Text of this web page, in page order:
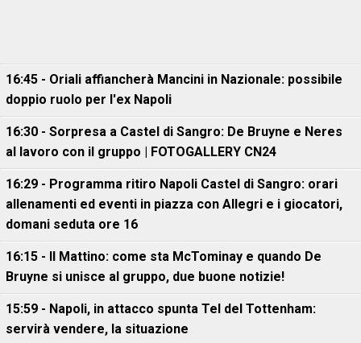
16:45 - Oriali affiancherà Mancini in Nazionale: possibile
doppio ruolo per l'ex Napoli
16:30 - Sorpresa a Castel di Sangro: De Bruyne e Neres
al lavoro con il gruppo | FOTOGALLERY CN24
16:29 - Programma ritiro Napoli Castel di Sangro: orari
allenamenti ed eventi in piazza con Allegri e i giocatori,
domani seduta ore 16
16:15 - Il Mattino: come sta McTominay e quando De
Bruyne si unisce al gruppo, due buone notizie!
15:59 - Napoli, in attacco spunta Tel del Tottenham:
servirà vendere, la situazione